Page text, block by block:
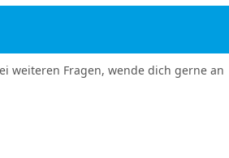
weiteren Fragen, wende dich gerne an